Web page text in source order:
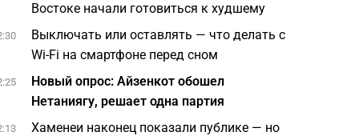
Востоке начали готовиться к худшему
Выключать или оставлять — что делать с
Wi-Fi на смартфоне перед сном
Новый опрос: Айзенкот обошел
Нетаниягу, решает одна партия
Хаменеи наконец показали публике — но